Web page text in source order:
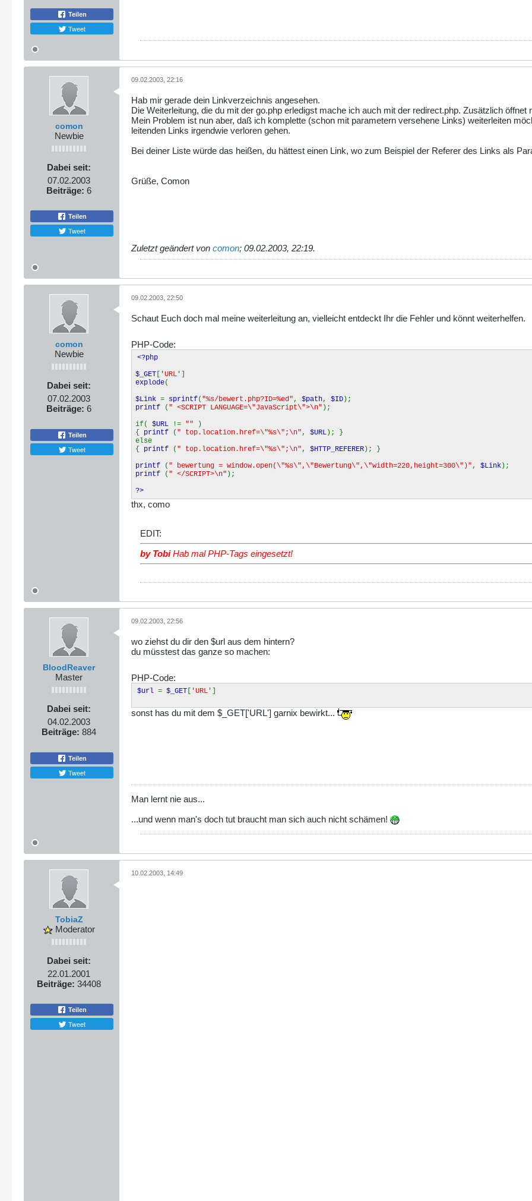
Teilen
Tweet
comon
Newbie
Dabei seit:
07.02.2003
Beiträge: 6
Teilen
Tweet
09.02.2003, 22:16
Hab mir gerade dein Linkverzeichnis angesehen.
Die Weiterleitung, die du mit der go.php erledigst mache ich auch mit der redirect.php. Zusätzlich
Mein Problem ist nun aber, daß ich komplette (schon mit parametern versehene Links) weiterleiten
leitenden Links irgendwie verloren gehen.
Bei deiner Liste würde das heißen, du hättest einen Link, wo zum Beispiel der Referer des Links als
Grüße, Comon
Zuletzt geändert von comon; 09.02.2003, 22:19.
comon
Newbie
Dabei seit:
07.02.2003
Beiträge: 6
Teilen
Tweet
09.02.2003, 22:50
Schaut Euch doch mal meine weiterleitung an, vielleicht entdeckt Ihr die Fehler und könnt weiterhelfen.
PHP-Code:
<?php
$_GET
'URL'
explode(
$Link = sprintf( "%s/bewert.php?ID=%ed", $path, $ID );
printf
( " <SCRIPT LANGUAGE=\"JavaScript\">\n" );
if( $URL != ""
)
{ printf ( " top.location.href=\"%s\";\n", $URL ); }
else
{ printf ( " top.location.href=\"%s\";\n", $HTTP_REFERER ); }
printf
( " bewertung = window.open(\"%s\",\"Bewertung\",\"width=220,height=300\")", $Link );
printf
( " </SCRIPT>\n" );
?>
thx, como
EDIT:
by TobiHab mal PHP-Tags eingesetzt!
BloodReaver
Master
Dabei seit:
04.02.2003
Beiträge: 884
Teilen
Tweet
09.02.2003, 22:56
wo ziehst du dir den $url aus dem hintern?
du müsstest das ganze so machen:
PHP-Code:
$url = $_GET 'URL'
sonst has du mit dem $_GET['URL'] garnix bewirkt...
Man lernt nie aus...
...und wenn man's doch tut braucht man sich auch nicht schämen!
TobiaZ
Moderator
Dabei seit:
22.01.2001
Beiträge: 34408
Teilen
Tweet
10.02.2003, 14:49